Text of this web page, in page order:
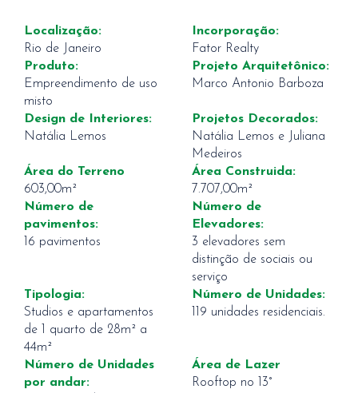
Localização:
Rio de Janeiro
Incorporação:
Fator Realty
Produto:
Empreendimento de uso
misto
Projeto Arquitetônico:
Marco Antonio Barboza
Design de Interiores:
Natália Lemos
Projetos Decorados:
Natália Lemos e Juliana
Medeiros
Área do Terreno
603,00m²
Área Construida:
7.707,00m²
Número de
pavimentos:
16 pavimentos
Número de
Elevadores:
3 elevadores sem
distinção de sociais ou
serviço
Tipologia:
Studios e apartamentos
de 1 quarto de 28m² a
44m²
Número de Unidades:
119 unidades residenciais.
Número de Unidades
por andar:
Área de Lazer
Rooftop no 13°